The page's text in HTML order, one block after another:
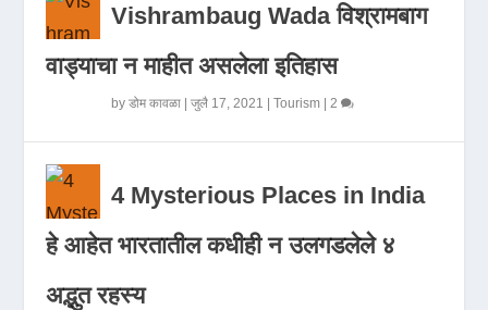
Vishrambaug Wada विश्रामबाग
वाड्याचा न माहीत असलेला इतिहास
byडोम कावळा |जुलै 17, 2021 |Tourism | 2
4 Mysterious Places in India
हे आहेत भारतातील कधीही न उलगडलेले ४
अद्भुत रहस्य